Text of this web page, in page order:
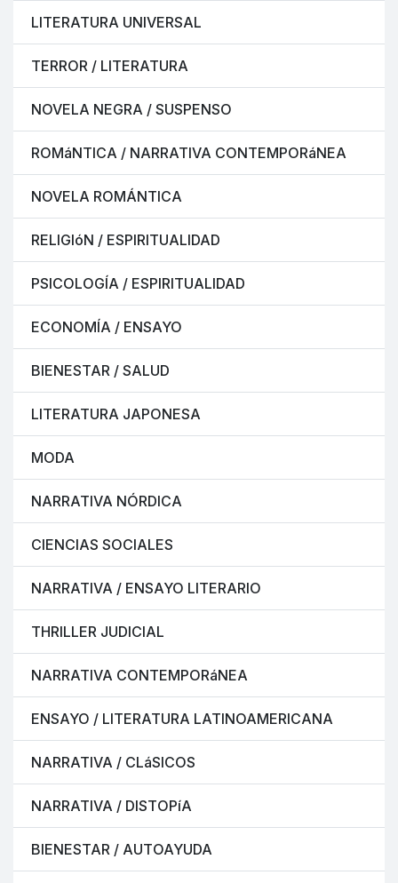
LITERATURA UNIVERSAL
TERROR / LITERATURA
NOVELA NEGRA / SUSPENSO
ROMáNTICA / NARRATIVA CONTEMPORáNEA
NOVELA ROMÁNTICA
RELIGIóN / ESPIRITUALIDAD
PSICOLOGÍA / ESPIRITUALIDAD
ECONOMÍA / ENSAYO
BIENESTAR / SALUD
LITERATURA JAPONESA
MODA
NARRATIVA NÓRDICA
CIENCIAS SOCIALES
NARRATIVA / ENSAYO LITERARIO
THRILLER JUDICIAL
NARRATIVA CONTEMPORáNEA
ENSAYO / LITERATURA LATINOAMERICANA
NARRATIVA / CLáSICOS
NARRATIVA / DISTOPíA
BIENESTAR / AUTOAYUDA